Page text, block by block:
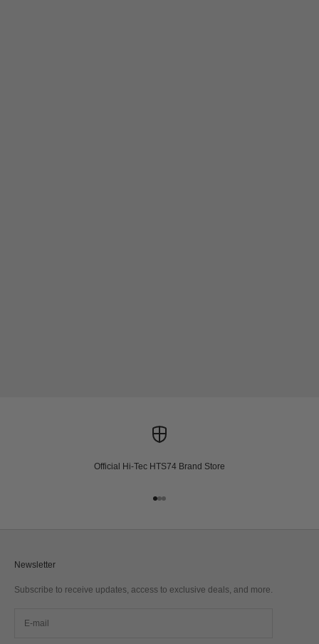
Official Hi-Tec HTS74 Brand Store
Go to item 1
Go to item 2
Go to item 3
Newsletter
Subscribe to receive updates, access to exclusive deals, and more.